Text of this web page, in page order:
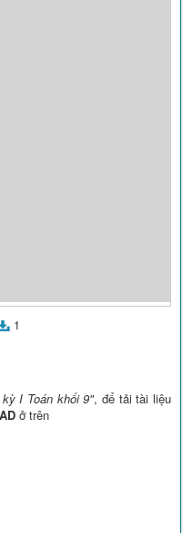
1
I Toán khối 9", để tải tài liệu
ở trên